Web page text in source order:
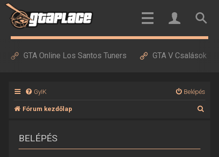
GTA Online Los Santos Tuners GTA V Csalások
GyIK Belépés
Fórum kezdőlap
BELÉPÉS